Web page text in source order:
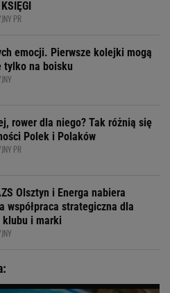
PR
emocji. Pierwsze kolejki mogą
tylko na boisku
rower dla niego? Tak różnią się
Polek i Polaków
PR
Olsztyn i Energa nabiera
współpraca strategiczna dla
i marki